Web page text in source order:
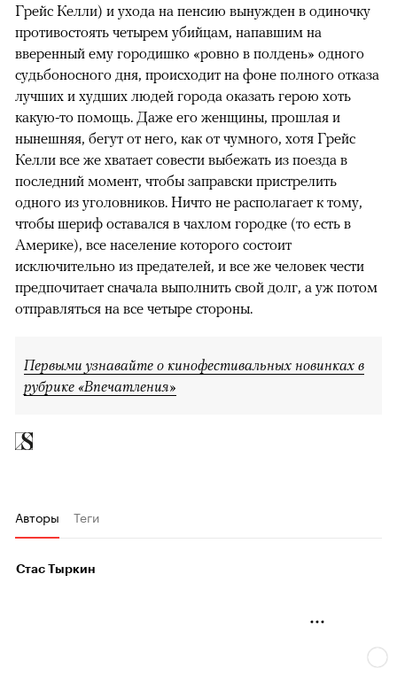
Грейс Келли) и ухода на пенсию вынужден в одиночку
противостоять четырем убийцам, напавшим на
вверенный ему городишко «ровно в полдень» одного
судьбоносного дня, происходит на фоне полного отказа
лучших и худших людей города оказать герою хоть
какую-то помощь. Даже его женщины, прошлая и
нынешняя, бегут от него, как от чумного, хотя Грейс
Келли все же хватает совести выбежать из поезда в
последний момент, чтобы заправски пристрелить
одного из уголовников. Ничто не располагает к тому,
чтобы шериф оставался в чахлом городке (то есть в
Америке), все население которого состоит
исключительно из предателей, и все же человек чести
предпочитает сначала выполнить свой долг, а уж потом
отправляться на все четыре стороны.
Первыми узнавайте о кинофестивальных новинках в
рубрике «Впечатления»
Авторы Теги
Стас Тыркин